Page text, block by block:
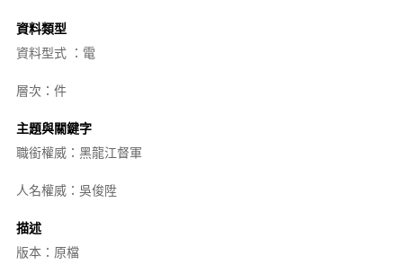
資料類型
資料型式 ：電
層次：件
主題與關鍵字
職銜權威：黑龍江督軍
人名權威：吳俊陞
描述
版本：原檔